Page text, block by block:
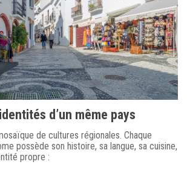
d’un même pays
de cultures régionales. Chaque
possède son histoire, sa langue, sa cuisine,
propre :